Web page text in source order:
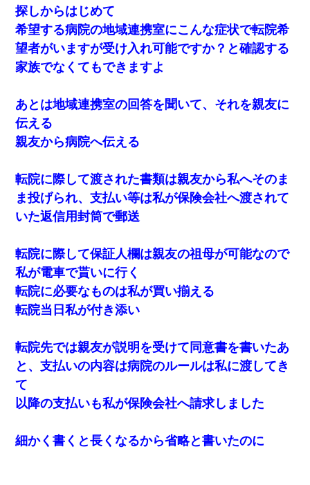
探しからはじめて
希望する病院の地域連携室にこんな症状で転院希
望者がいますが受け入れ可能ですか？と確認する
家族でなくてもできますよ
あとは地域連携室の回答を聞いて、それを親友に
伝える
親友から病院へ伝える
転院に際して渡された書類は親友から私へそのま
ま投げられ、支払い等は私が保険会社へ渡されて
いた返信用封筒で郵送
転院に際して保証人欄は親友の祖母が可能なので
私が電車で貰いに行く
転院に必要なものは私が買い揃える
転院当日私が付き添い
転院先では親友が説明を受けて同意書を書いたあ
と、支払いの内容は病院のルールは私に渡してき
て
以降の支払いも私が保険会社へ請求しました
細かく書くと長くなるから省略と書いたのに